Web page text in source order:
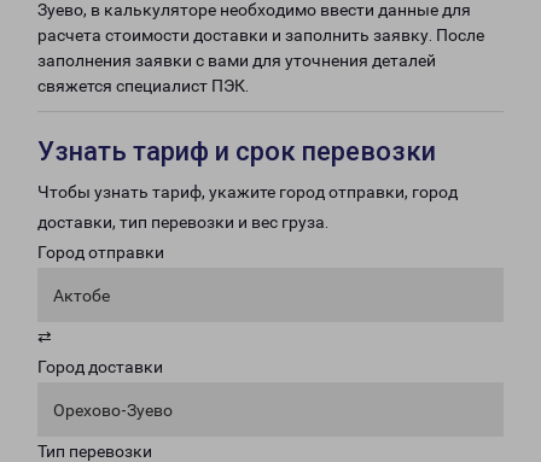
Зуево, в калькуляторе необходимо ввести данные для
расчета стоимости доставки и заполнить заявку. После
заполнения заявки с вами для уточнения деталей
свяжется специалист ПЭК.
Узнать тариф и срок перевозки
Чтобы узнать тариф, укажите город отправки, город
доставки, тип перевозки и вес груза.
Город отправки
Актобе
⇄
Город доставки
Орехово-Зуево
Тип перевозки